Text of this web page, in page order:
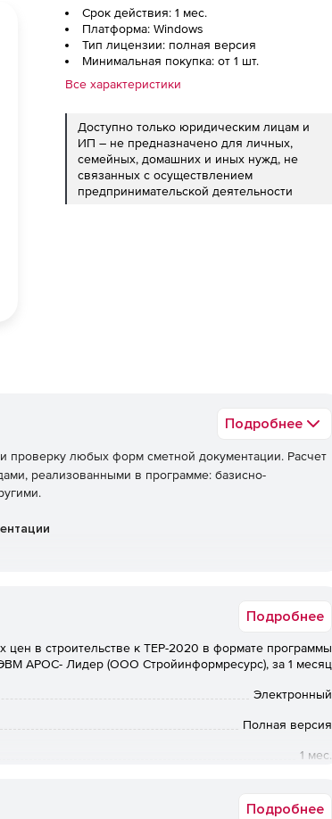
Срок действия: 1 мес.
Платформа: Windows
Тип лицензии: полная версия
Минимальная покупка: от 1 шт.
Все характеристики
Доступно только юридическим лицам и
ИП – не предназначено для личных,
семейных, домашних и иных нужд, не
связанных с осуществлением
предпринимательской деятельности
Подробнее
проверку любых форм сметной документации. Расчет
реализованными в программе: базисно-
Подробнее
цен в строительстве к ТЕР-2020 в формате программы
АРОС- Лидер (ООО Стройинформресурс), за 1 месяц
Электронный
Полная версия
1 мес.
Подробнее